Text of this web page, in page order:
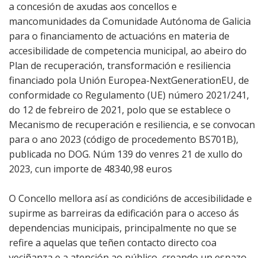
a concesión de axudas aos concellos e
mancomunidades da Comunidade Autónoma de Galicia
para o financiamento de actuacións en materia de
accesibilidade de competencia municipal, ao abeiro do
Plan de recuperación, transformación e resiliencia
financiado pola Unión Europea-NextGenerationEU, de
conformidade co Regulamento (UE) número 2021/241,
do 12 de febreiro de 2021, polo que se establece o
Mecanismo de recuperación e resiliencia, e se convocan
para o ano 2023 (código de procedemento BS701B),
publicada no DOG. Núm 139 do venres 21 de xullo do
2023, cun importe de 48340,98 euros
O Concello mellora así as condicións de accesibilidade e
supirme as barreiras da edificación para o acceso ás
dependencias municipais, principalmente no que se
refire a aquelas que teñen contacto directo coa